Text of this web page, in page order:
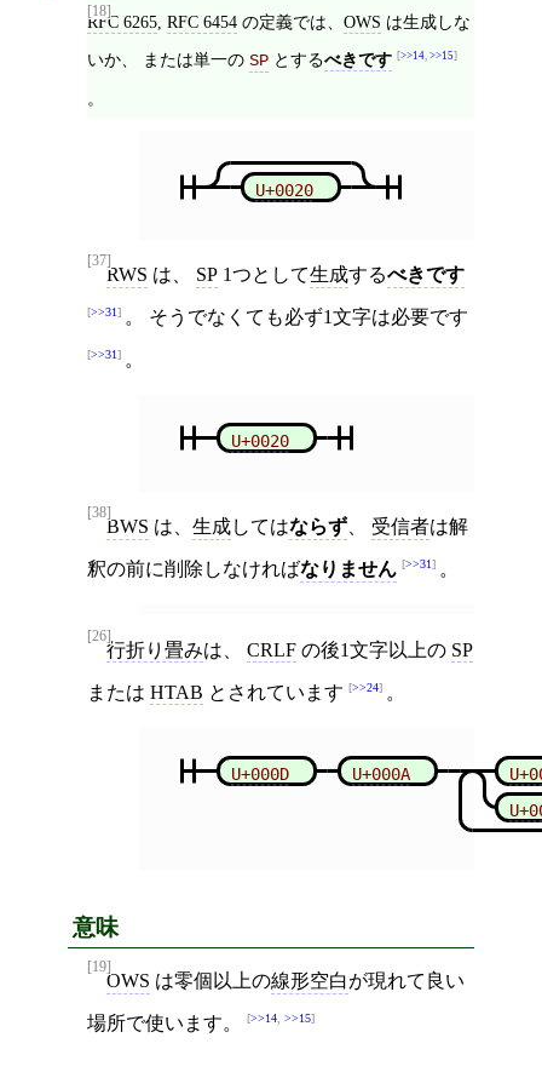
[18]
RFC 6265 RFC 6454 の定義では、 OWS は生成しな
いか、 または単一の SP とするべきです >>14 >>15
。
U+0020
[37]
RWS は、 SP 1つとして生成するべきです
>>31 。 そうでなくても必ず1文字は必要です
>>31 。
U+0020
[38]
BWS は、 生成してはならず 受信者は解
釈の前に削除しなければなりません >>31 。
[26]
行折り畳みは、 CRLF の後1文字以上の SP
または HTAB とされています >>24 。
U+000D U+000A
意味
[19]
OWS は零個以上の線形空白が現れて良い
場所で使います。 >>14, >>15